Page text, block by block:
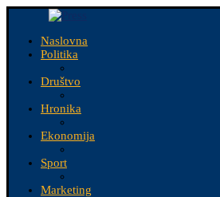
Naslovna
Politika
Društvo
Hronika
Ekonomija
Sport
Marketing